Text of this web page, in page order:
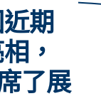
期
，
了展